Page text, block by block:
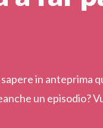
in anteprima
un episodio?